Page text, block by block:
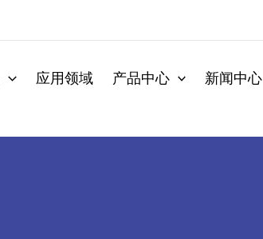
应用领域 产品中心 新闻中心